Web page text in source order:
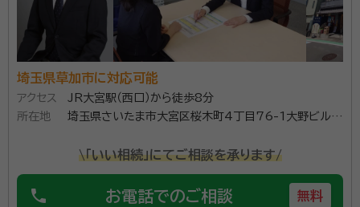
埼玉県草加市に対応可能
アクセス
JR大宮駅（西口）から徒歩8分
所在地
埼玉県さいたま市大宮区桜木町4丁目76-1大野ビル3
\「いい相続」にてご相談を承ります/
phone お電話でのご相談 無料